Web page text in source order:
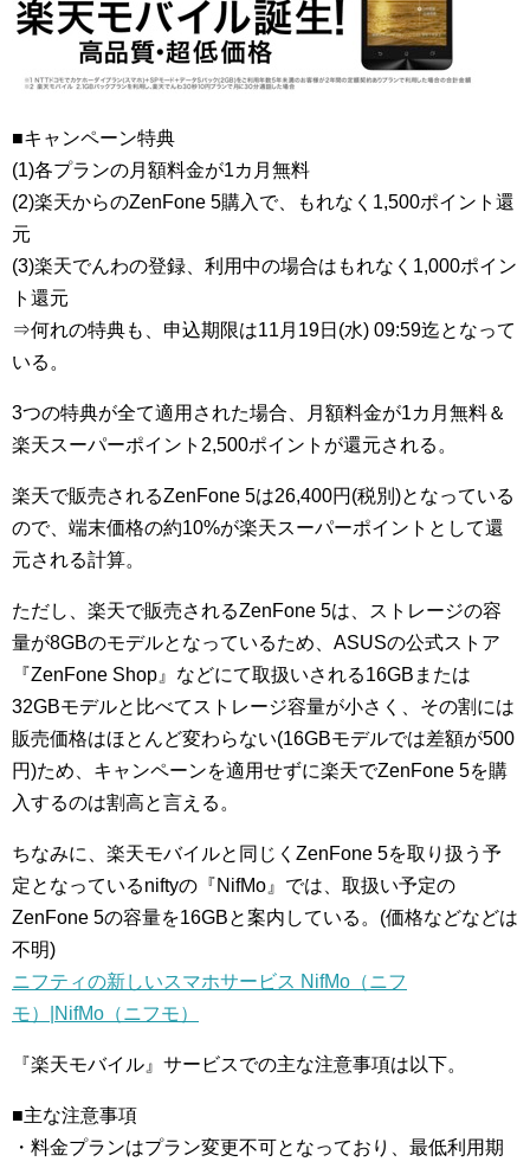
■キャンペーン特典
(1)各プランの月額料金が1カ月無料
(2)楽天からのZenFone 5購入で、もれなく1,500ポイント還
元
(3)楽天でんわの登録、利用中の場合はもれなく1,000ポイン
ト還元
⇒何れの特典も、申込期限は11月19日(水) 09:59迄となって
いる。
3つの特典が全て適用された場合、月額料金が1カ月無料＆
楽天スーパーポイント2,500ポイントが還元される。
楽天で販売されるZenFone 5は26,400円(税別)となっている
ので、端末価格の約10%が楽天スーパーポイントとして還
元される計算。
ただし、楽天で販売されるZenFone 5は、ストレージの容
量が8GBのモデルとなっているため、ASUSの公式ストア
『ZenFone Shop』などにて取扱いされる16GBまたは
32GBモデルと比べてストレージ容量が小さく、その割には
販売価格はほとんど変わらない(16GBモデルでは差額が500
円)ため、キャンペーンを適用せずに楽天でZenFone 5を購
入するのは割高と言える。
ちなみに、楽天モバイルと同じくZenFone 5を取り扱う予
定となっているniftyの『NifMo』では、取扱い予定の
ZenFone 5の容量を16GBと案内している。(価格などなどは
不明)
ニフティの新しいスマホサービス NifMo（ニフ
モ）|NifMo（ニフモ）
『楽天モバイル』サービスでの主な注意事項は以下。
■主な注意事項
・料金プランはプラン変更不可となっており、最低利用期